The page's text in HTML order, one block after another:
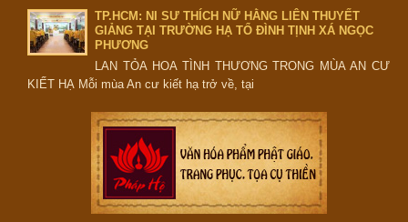
TP.HCM: NI SƯ THÍCH NỮ HẰNG LIÊN THUYẾT
GIẢNG TẠI TRƯỜNG HẠ TỔ ĐÌNH TỊNH XÁ NGỌC
PHƯƠNG
LAN TỎA HOA TÌNH THƯƠNG TRONG MÙA AN CƯ
KIẾT HẠ Mỗi mùa An cư kiết hạ trở về, tại